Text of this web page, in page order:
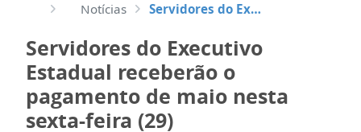
Notícias Servidores do Executivo Estadual receberão o pagamento de maio nesta sexta-feira (29)
Servidores do Executivo
Estadual receberão o
pagamento de maio nesta
sexta-feira (29)